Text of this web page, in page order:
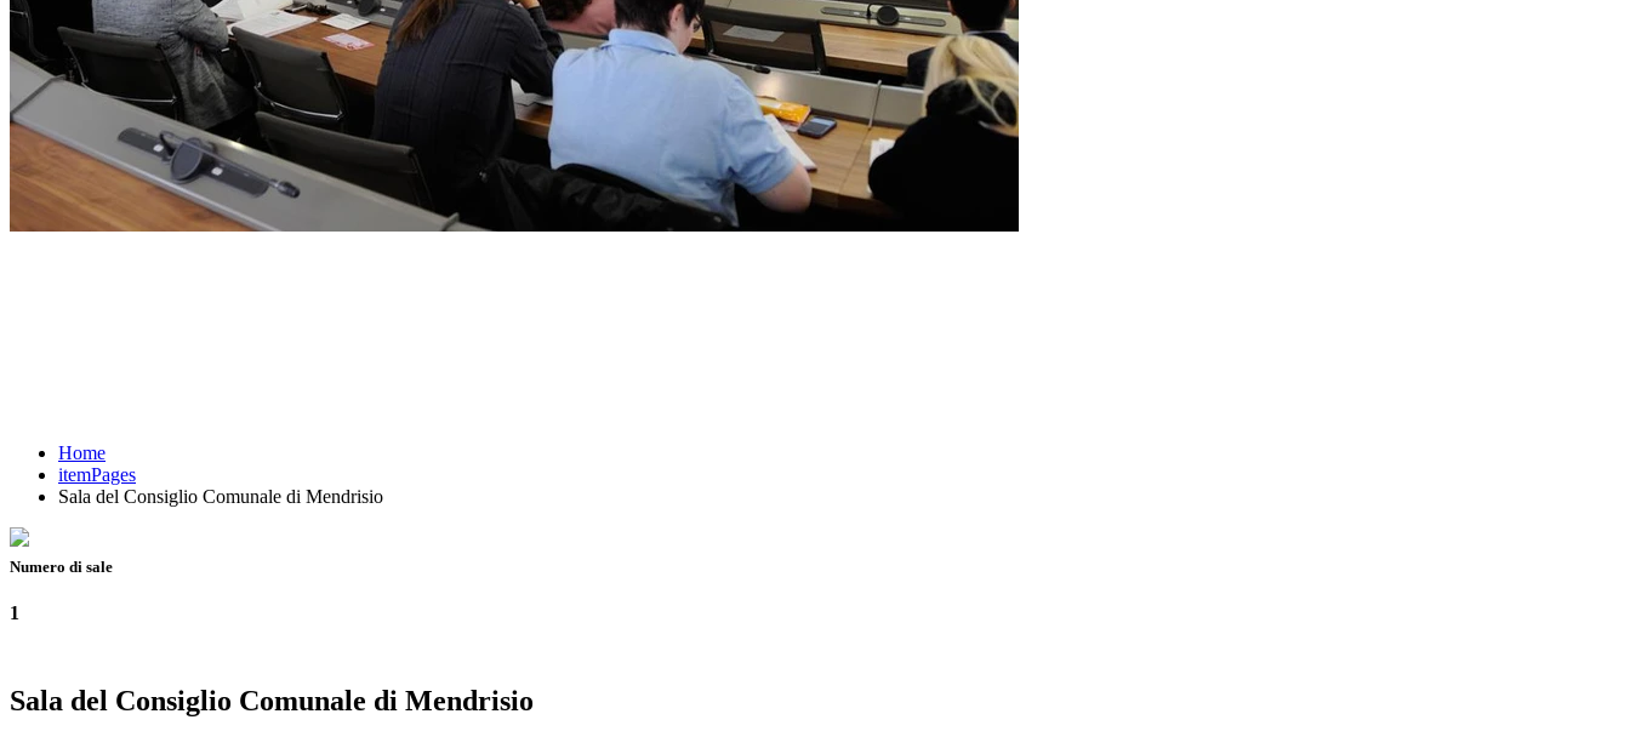
Home
itemPages
Sala del Consiglio Comunale di Mendrisio
Numero di sale
1
Sala del Consiglio Comunale di Mendrisio